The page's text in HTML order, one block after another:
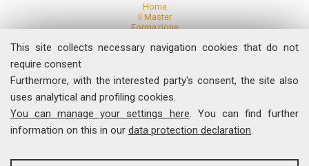
This site collects necessary navigation cookies that do not
require consent
Furthermore, with the interested party's consent, the site also
uses analytical and profiling cookies.
You can manage your settings here. You can find further
information on this in our data protection declaration.
Home
Il Master
Formazione
Articoli e Pubblicazioni
News
Dicono di noi
Contatti
I Video del Master